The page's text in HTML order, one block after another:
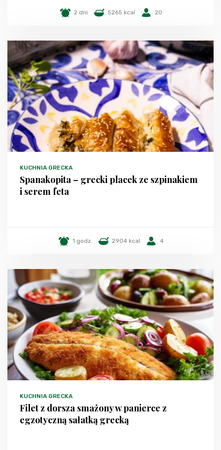
2 dni 5265 kcal 20
KUCHNIA GRECKA
Spanakopita – grecki placek ze szpinakiem
i serem feta
1 godz. 2904 kcal 4
KUCHNIA GRECKA
Filet z dorsza smażony w panierce z
egzotyczną sałatką grecką